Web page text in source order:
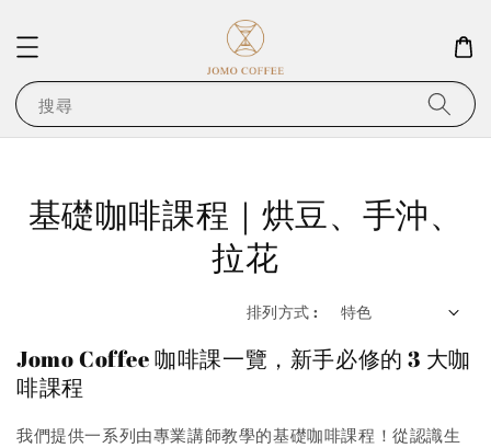
搜尋
基礎咖啡課程｜烘豆、手沖、
拉花
排列方式 :
Jomo Coffee 咖啡課一覽，新手必修的 3 大咖
啡課程
我們提供一系列由專業講師教學的基礎咖啡課程！從認識生